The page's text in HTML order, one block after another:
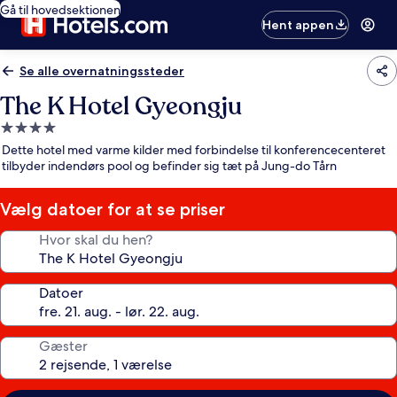
Gå til hovedsektionen
Hent appen
Se alle overnatningssteder
The K Hotel Gyeongju
4.0-
stjernet
overnatningssted
Dette hotel med varme kilder med forbindelse til konferencecenteret
tilbyder indendørs pool og befinder sig tæt på Jung-do Tårn
Vælg datoer for at se priser
Hvor skal du hen?
Datoer
Gæster